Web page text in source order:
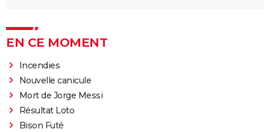
EN CE MOMENT
Incendies
Nouvelle canicule
Mort de Jorge Messi
Résultat Loto
Bison Futé